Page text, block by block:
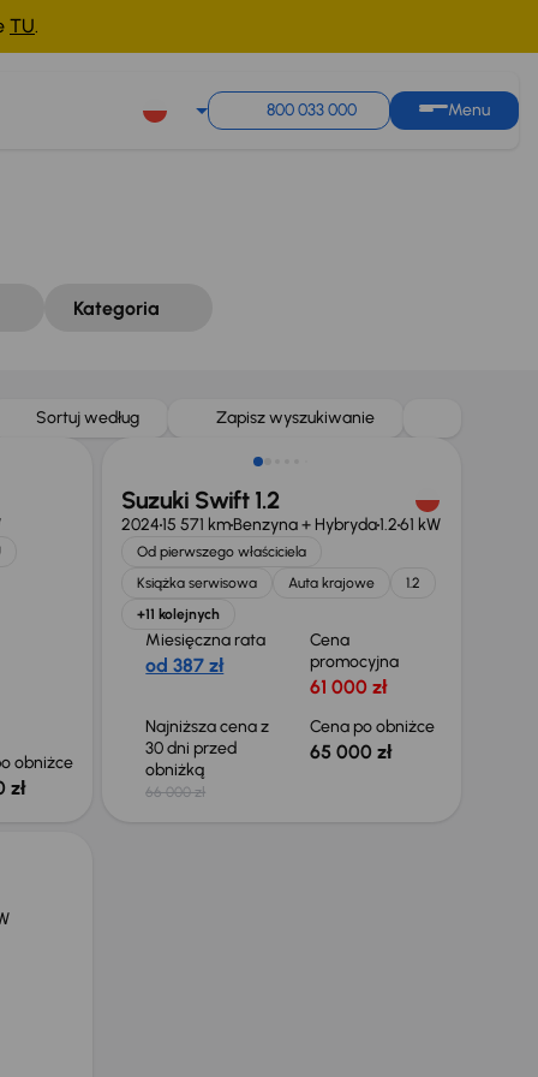
TU.
800 033 000 Menu
Kategoria
Sortuj według Zapisz wyszukiwanie
obniżce
zł
Taniej o 1 000 zł
Suzuki Swift 1.2
202415 571 kmBenzyna + Hybryda1.261 kW
Od pierwszego właściciela
Książka serwisowa
Auta krajowe
1.2
+11 kolejnych
Miesięczna rata
od 387 zł
Cena
promocyjna
61 000 zł
Najniższa cena z
30 dni przed
obniżką
66 000 zł
Cena po obniżce
65 000 zł